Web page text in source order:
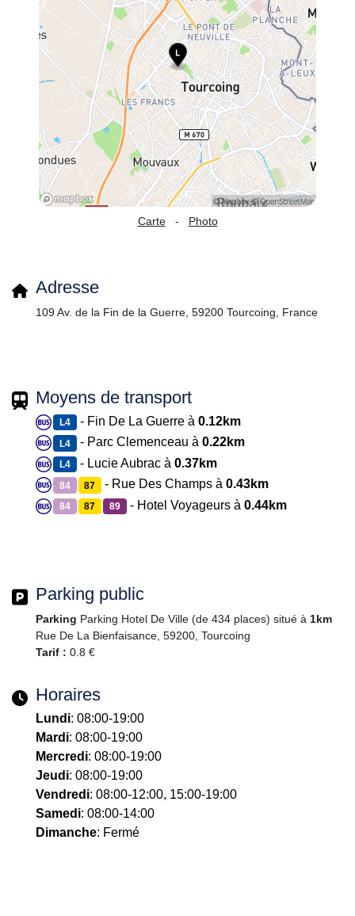
Carte - Photo
Adresse
109 Av. de la Fin de la Guerre, 59200 Tourcoing, France
Moyens de transport
L4 - Fin De La Guerre à 0.12km
L4 - Parc Clemenceau à 0.22km
L4 - Lucie Aubrac à 0.37km
84 87 - Rue Des Champs à0.43km
84 87 89 - Hotel Voyageurs à 0.44km
Parking public
Parking Parking Hotel De Ville (de 434 places) situé à 1km
Rue De La Bienfaisance, 59200, Tourcoing
Tarif : 0.8 €
Horaires
Lundi: 08:00-19:00
Mardi: 08:00-19:00
Mercredi: 08:00-19:00
Jeudi: 08:00-19:00
Vendredi: 08:00-12:00, 15:00-19:00
Samedi: 08:00-14:00
Dimanche: Fermé